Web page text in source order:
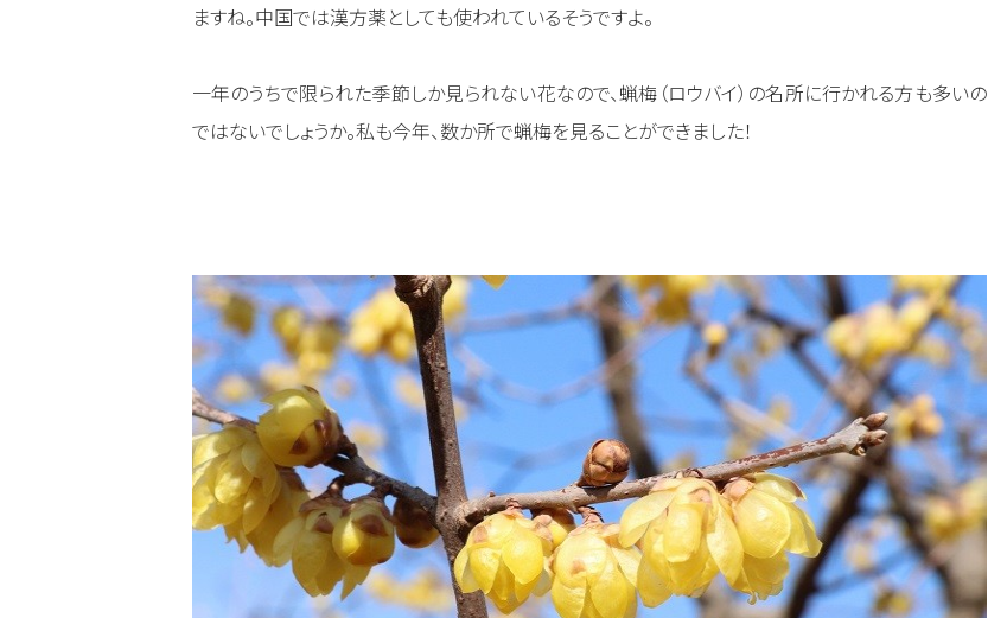
ますね。中国では漢方薬としても使われているそうですよ。
一年のうちで限られた季節しか見られない花なので、蝋梅（ロウバイ）の名所に行かれる方も多いの
ではないでしょうか。私も今年、数か所で蝋梅を見ることができました！